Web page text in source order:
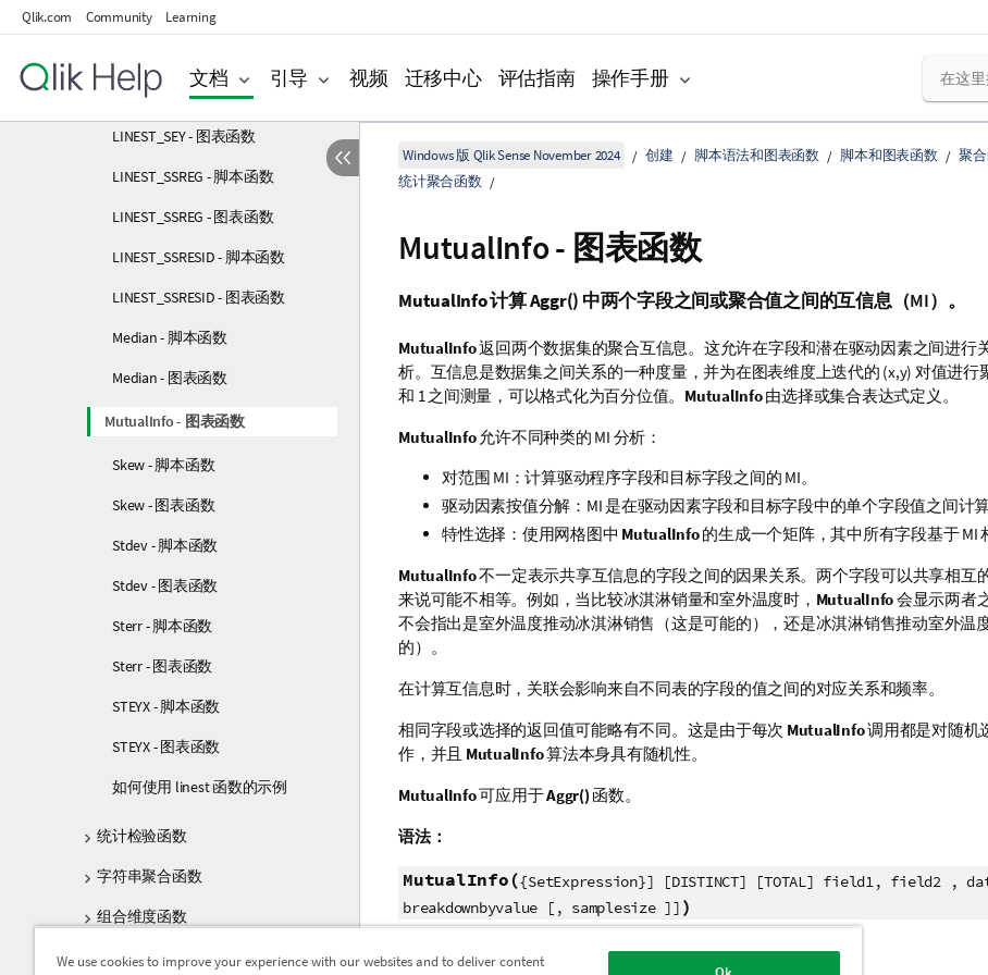
Qlik.com Community Learning
文档 引导 视频 迁移中心 评估指南 操作手册
LINEST_SEM - 脚本函数
LINEST_SEY - 脚本函数
LINEST_SEY - 图表函数
LINEST_SSREG - 脚本函数
LINEST_SSREG - 图表函数
LINEST_SSRESID - 脚本函数
LINEST_SSRESID - 图表函数
Median - 脚本函数
Median - 图表函数
MutualInfo - 图表函数
Skew - 脚本函数
Skew - 图表函数
Stdev - 脚本函数
Stdev - 图表函数
Sterr - 脚本函数
Sterr - 图表函数
STEYX - 脚本函数
STEYX - 图表函数
如何使用 linest 函数的示例
统计检验函数
字符串聚合函数
组合维度函数
嵌套聚合函数
Windows 版 Qlik Sense November 2024 创建 脚本语法和图表函数 脚本和图表函数
聚
统计聚合函数
MutualInfo- 图表函数
MutualInfo计算Aggr() 中两个字段之间或聚合值之间的互信息（MI）。
MutualInfo返回两个数据集的聚合互信息。这允许在字段和潜在驱动因素之间进行
析。互信息是数据集之间关系的一种度量，并为在图表维度上迭代的 (x,y) 对值进行
和 1 之间测量，可以格式化为百分位值。 MutualInfo由选择或集合表达式定义。
MutualInfo允许不同种类的 MI 分析：
对范围 MI：计算驱动程序字段和目标字段之间的 MI。
驱动因素按值分解：MI 是在驱动因素字段和目标字段中的单个字段值之间计算
特性选择：使用网格图中 MutualInfo的生成一个矩阵，其中所有字段基于 MI
MutualInfo不一定表示共享互信息的字段之间的因果关系。两个字段可以共享相互
来说可能不相等。例如，当比较冰淇淋销量和室外温度时， MutualInfo会显示两者
不会指出是室外温度推动冰淇淋销售（这是可能的），还是冰淇淋销售推动室外温
的）。
在计算互信息时，关联会影响来自不同表的字段的值之间的对应关系和频率。
相同字段或选择的返回值可能略有不同。这是由于每次 MutualInfo调用都是对随机
作，并且 MutualInfo算法本身具有随机性。
MutualInfo可应用于Aggr() 函数。
语法：
MutualInfo({SetExpression}] [DISTINCT] [TOTAL] field1, field2 ,
breakdownbyvalue [, samplesize ]] )
We use cookies to improve your experience with our websites and to deliver content